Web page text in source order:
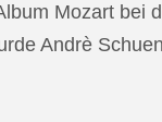
Mozart bei
Andrè